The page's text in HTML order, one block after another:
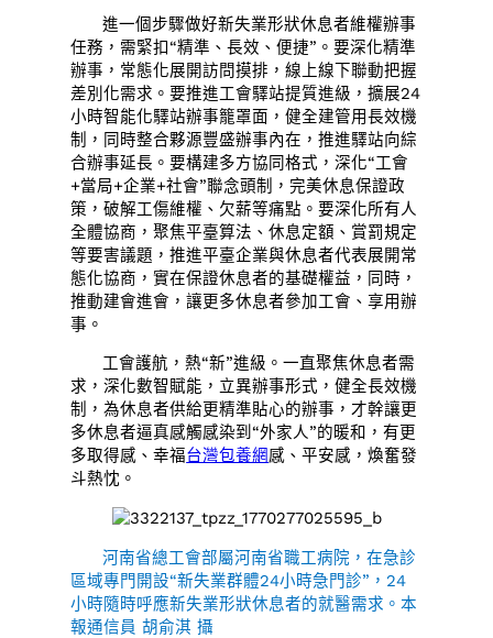
進一個步驟做好新失業形狀休息者維權辦事
任務，需緊扣“精準、長效、便捷”。要深化精準
辦事，常態化展開訪問摸排，線上線下聯動把握
差別化需求。要推進工會驛站提質進級，擴展24
小時智能化驛站辦事籠罩面，健全建管用長效機
制，同時整合夥源豐盛辦事內在，推進驛站向綜
合辦事延長。要構建多方協同格式，深化“工會
+當局+企業+社會”聯念頭制，完美休息保證政
策，破解工傷維權、欠薪等痛點。要深化所有人
全體協商，聚焦平臺算法、休息定額、賞罰規定
等要害議題，推進平臺企業與休息者代表展開常
態化協商，實在保證休息者的基礎權益，同時，
推動建會進會，讓更多休息者參加工會、享用辦
事。
工會護航，熱“新”進級。一直聚焦休息者需
求，深化數智賦能，立異辦事形式，健全長效機
制，為休息者供給更精準貼心的辦事，才幹讓更
多休息者逼真感觸感染到“外家人”的暖和，有更
多取得感、幸福台灣包養網感、平安感，煥奮發
斗熱忱。
河南省總工會部屬河南省職工病院，在急診
區域專門開設“新失業群體24小時急門診”，24
小時隨時呼應新失業形狀休息者的就醫需求。本
報通信員 胡俞淇 攝